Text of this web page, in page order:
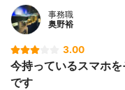
事務職
奥野裕
3.00
今持っているスマホ
です